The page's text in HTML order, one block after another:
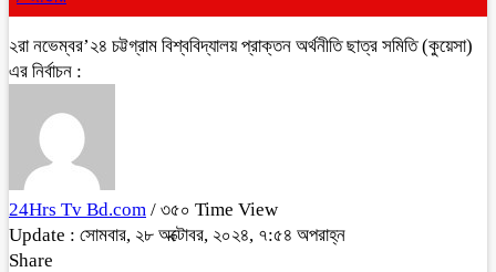
২রা নভেম্বর’২৪ চট্টগ্রাম বিশ্ববিদ্যালয় প্রাক্তন অর্থনীতি ছাত্র সমিতি (কুয়েসা)
এর নির্বাচন :
24Hrs Tv Bd.com / ৩৫০ Time View
Update : সোমবার, ২৮ অক্টোবর, ২০২৪, ৭:৫৪ অপরাহ্ন
Share